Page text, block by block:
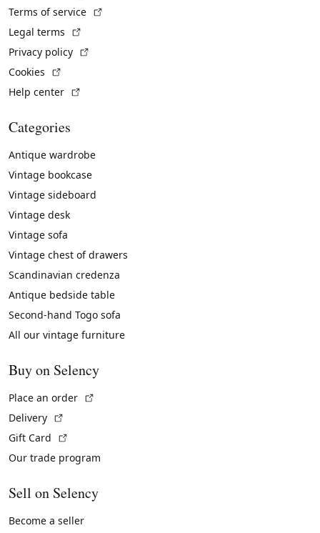
Terms of service
Legal terms
Privacy policy
Cookies
Help center
Categories
Antique wardrobe
Vintage bookcase
Vintage sideboard
Vintage desk
Vintage sofa
Vintage chest of drawers
Scandinavian credenza
Antique bedside table
Second-hand Togo sofa
All our vintage furniture
Buy on Selency
Place an order
Delivery
Gift Card
Our trade program
Sell on Selency
Become a seller